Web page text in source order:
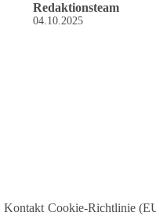
Redaktionsteam
04.10.2025
Kontakt Cookie-Richtlinie